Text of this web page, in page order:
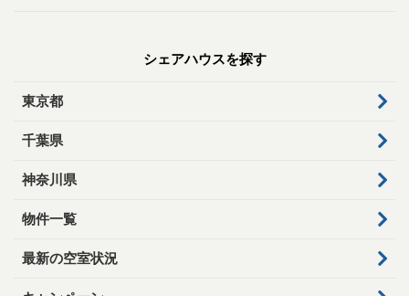
シェアハウスを探す
東京都
千葉県
神奈川県
物件一覧
最新の空室状況